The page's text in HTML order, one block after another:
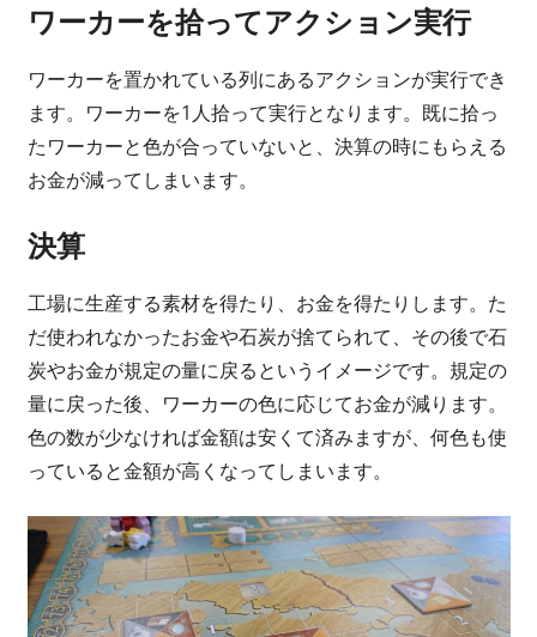
ワーカーを拾ってアクション実行
ワーカーを置かれている列にあるアクションが実行でき
ます。ワーカーを1人拾って実行となります。既に拾っ
たワーカーと色が合っていないと、決算の時にもらえる
お金が減ってしまいます。
決算
工場に生産する素材を得たり、お金を得たりします。た
だ使われなかったお金や石炭が捨てられて、その後で石
炭やお金が規定の量に戻るというイメージです。規定の
量に戻った後、ワーカーの色に応じてお金が減ります。
色の数が少なければ金額は安くて済みますが、何色も使
っていると金額が高くなってしまいます。